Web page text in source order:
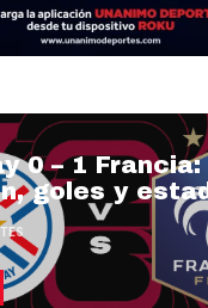
0 – 1 Francia:
goles y